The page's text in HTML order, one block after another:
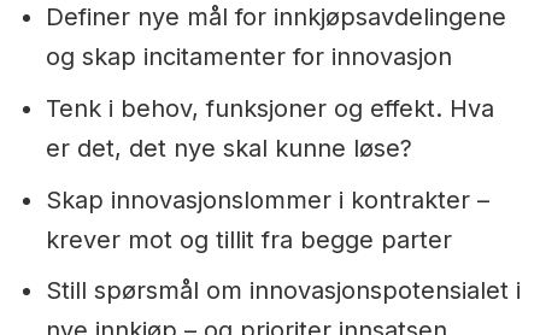
Definer nye mål for innkjøpsavdelingene
og skap incitamenter for innovasjon
Tenk i behov, funksjoner og effekt. Hva
er det, det nye skal kunne løse?
Skap innovasjonslommer i kontrakter –
krever mot og tillit fra begge parter
Still spørsmål om innovasjonspotensialet i